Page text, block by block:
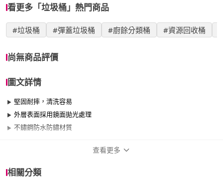
看更多「垃圾桶」熱門商品
#垃圾桶 #彈蓋垃圾桶 #廚餘分類桶 #資源回收桶
尚無商品評價
圖文詳情
堅固耐摔，清洗容易
外層表面採用鏡面拋光處理
不鏽鋼防水防鏽材質
查看更多
相關分類